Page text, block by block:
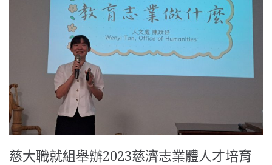
慈大職就組舉辦2023慈濟志業體人才培育